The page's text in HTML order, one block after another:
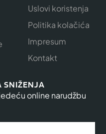
Uslovi koristenja
Politika kolačića
Impresum
Kontakt
SNIŽENJA
online narudžbu